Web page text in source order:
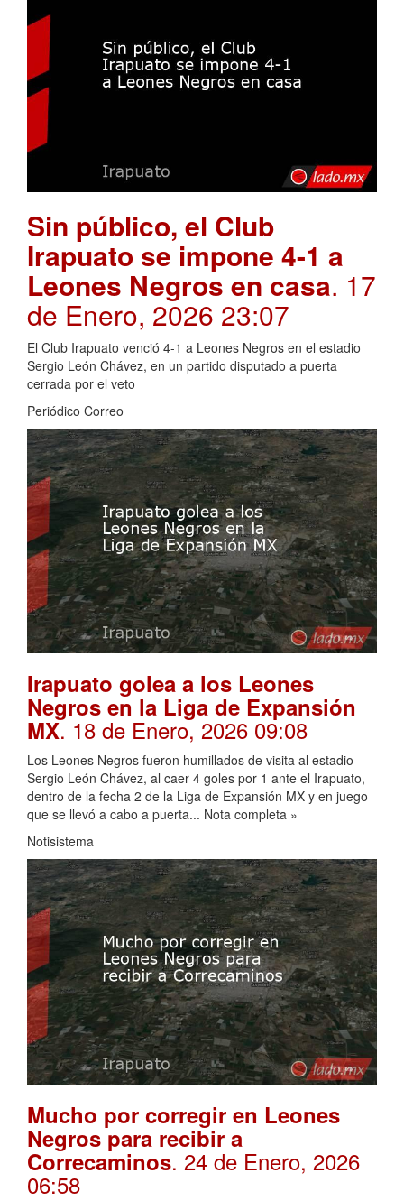
Sin público, el Club
Irapuato se impone 4-1 a
Leones Negros en casa. 17
de Enero, 2026 23:07
El Club Irapuato venció 4-1 a Leones Negros en el estadio
Sergio León Chávez, en un partido disputado a puerta
cerrada por el veto
Periódico Correo
Irapuato golea a los Leones
Negros en la Liga de Expansión
MX. 18 de Enero, 2026 09:08
Los Leones Negros fueron humillados de visita al estadio
Sergio León Chávez, al caer 4 goles por 1 ante el Irapuato,
dentro de la fecha 2 de la Liga de Expansión MX y en juego
que se llevó a cabo a puerta... Nota completa »
Notisistema
Mucho por corregir en Leones
Negros para recibir a
Correcaminos. 24 de Enero, 2026
06:58